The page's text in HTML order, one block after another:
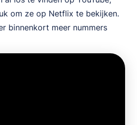
om ze op Netflix te bekijken.
binnenkort meer nummers